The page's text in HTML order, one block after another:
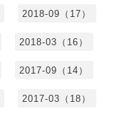
2018-09（17）
2018-03（16）
2017-09（14）
2017-03（18）